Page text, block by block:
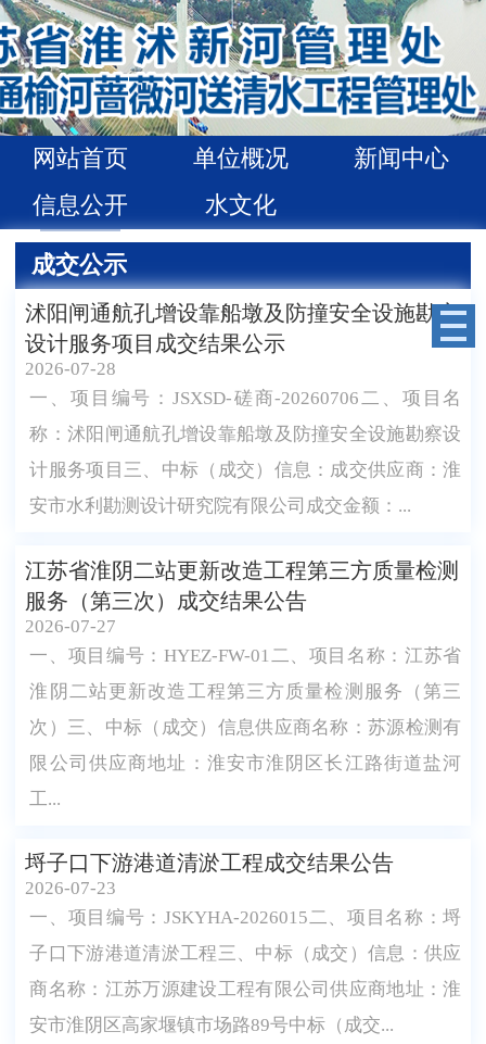
网站首页 单位概况
新闻中心
信息公开
水文化
成交公示
沭阳闸通航孔增设靠船墩及防撞安全设施勘察
设计服务项目成交结果公示
2026-07-28
一、项目编号：JSXSD-磋商-20260706二、项目名
称：沭阳闸通航孔增设靠船墩及防撞安全设施勘察设
计服务项目三、中标（成交）信息：成交供应商：淮
安市水利勘测设计研究院有限公司成交金额：...
江苏省淮阴二站更新改造工程第三方质量检测
服务（第三次）成交结果公告
2026-07-27
一、项目编号：HYEZ-FW-01二、项目名称：江苏省
淮阴二站更新改造工程第三方质量检测服务（第三
次）三、中标（成交）信息供应商名称：苏源检测有
限公司供应商地址：淮安市淮阴区长江路街道盐河
工...
埒子口下游港道清淤工程成交结果公告
2026-07-23
一、项目编号：JSKYHA-2026015二、项目名称：埒
子口下游港道清淤工程三、中标（成交）信息：供应
商名称：江苏万源建设工程有限公司供应商地址：淮
安市淮阴区高家堰镇市场路89号中标（成交...